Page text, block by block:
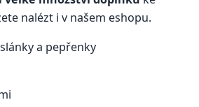
nalézt i v našem eshopu.
a pepřenky